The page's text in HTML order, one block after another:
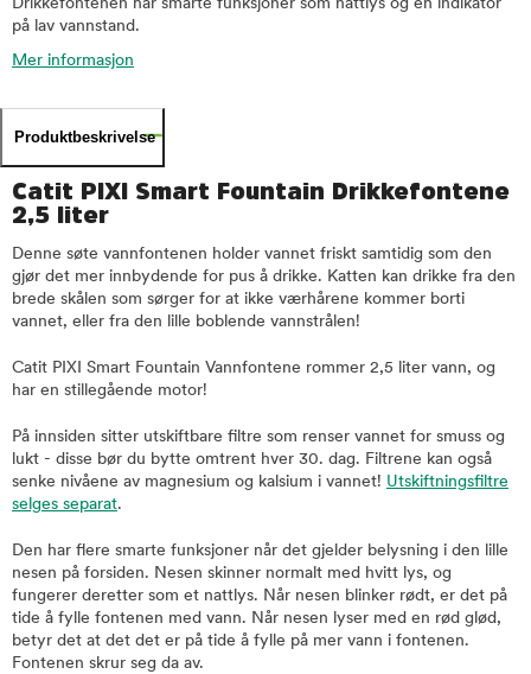
Drikkefontenen har smarte funksjoner som nattlys og en indikator
på lav vannstand.
Mer informasjon
Produktbeskrivelse
Catit PIXI Smart Fountain Drikkefontene
2,5 liter
Denne søte vannfontenen holder vannet friskt samtidig som den
gjør det mer innbydende for pus å drikke. Katten kan drikke fra den
brede skålen som sørger for at ikke værhårene kommer borti
vannet, eller fra den lille boblende vannstrålen!
Catit PIXI Smart Fountain Vannfontene rommer 2,5 liter vann, og
har en stillegående motor!
På innsiden sitter utskiftbare filtre som renser vannet for smuss og
lukt - disse bør du bytte omtrent hver 30. dag. Filtrene kan også
senke nivåene av magnesium og kalsium i vannet! Utskiftningsfiltre
selges separat.
Den har flere smarte funksjoner når det gjelder belysning i den lille
nesen på forsiden. Nesen skinner normalt med hvitt lys, og
fungerer deretter som et nattlys. Når nesen blinker rødt, er det på
tide å fylle fontenen med vann. Når nesen lyser med en rød glød,
betyr det at det det er på tide å fylle på mer vann i fontenen.
Fontenen skrur seg da av.